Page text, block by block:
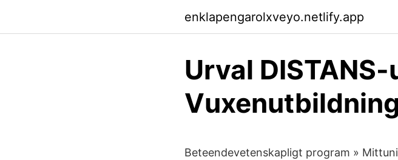
enklapengarolxveyo.netlify.app
Urval
Beteendevetenskapligt program »